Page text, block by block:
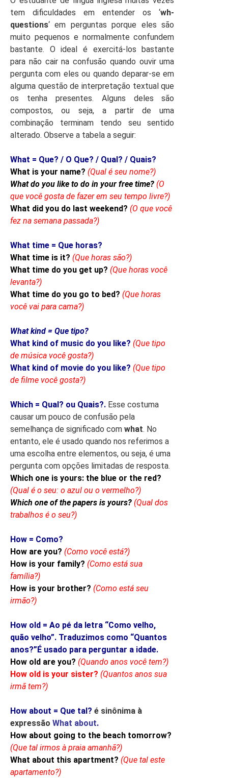
tem dificuldades em entender os ‘wh-
questions‘ em perguntas porque eles são
muito pequenos e normalmente confundem
bastante. O ideal é exercitá-los bastante
para não cair na confusão quando ouvir uma
pergunta com eles ou quando deparar-se em
alguma questão de interpretação textual que
os tenha presentes. Alguns deles são
compostos, ou seja, a partir de uma
combinação terminam tendo seu sentido
alterado. Observe a tabela a seguir:
What = Que? / O Que? / Qual? / Quais?
What is your name? (Qual é seu nome?)
What do you like to do in your free time? (O
que você gosta de fazer em seu tempo livre?)
What did you do last weekend? (O que você
fez na semana passada?)
What time = Que horas?
What time is it? (Que horas são?)
What time do you get up? (Que horas você
levanta?)
What time do you go to bed? (Que horas
você vai para cama?)
What kind = Que tipo?
What kind of music do you like? (Que tipo
de música você gosta?)
What kind of movie do you like? (Que tipo
de filme você gosta?)
Which = Qual? ou Quais?. Esse costuma
causar um pouco de confusão pela
semelhança de significado com what. No
entanto, ele é usado quando nos referimos a
uma escolha entre elementos, ou seja, é uma
pergunta com opções limitadas de resposta.
Which one is yours: the blue or the red?
(Qual é o seu: o azul ou o vermelho?)
Which one of the papers is yours? (Qual dos
trabalhos é o seu?)
How = Como?
How are you? (Como você está?)
How is your family? (Como está sua
família?)
How is your brother? (Como está seu
irmão?)
How old = Ao pé da letra “Como velho,
quão velho”. Traduzimos como “Quantos
anos?”É usado para perguntar a idade.
How old are you? (Quando anos você tem?)
How old is your sister? (Quantos anos sua
irmã tem?)
How about = Que tal? é sinônima à
expressão What about.
How about going to the beach tomorrow?
(Que tal irmos à praia amanhã?)
What about this apartment? (Que tal este
apartamento?)